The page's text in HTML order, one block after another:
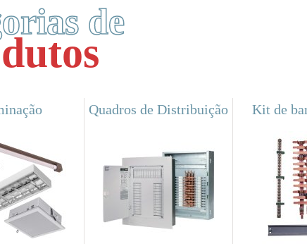
de
Quadros de Distribuição Kit de